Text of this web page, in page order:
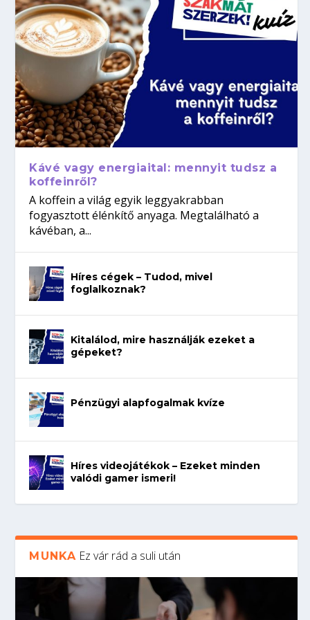
Kávé vagy energiaital: mennyit tudsz a
koffeinről?
A koffein a világ egyik leggyakrabban
fogyasztott élénkítő anyaga. Megtalálható a
kávéban, a...
Híres cégek – Tudod, mivel
foglalkoznak?
Kitalálod, mire használják ezeket a
gépeket?
Pénzügyi alapfogalmak kvíze
Híres videojátékok – Ezeket minden
valódi gamer ismeri!
MUNKA Ez vár rád a suli után